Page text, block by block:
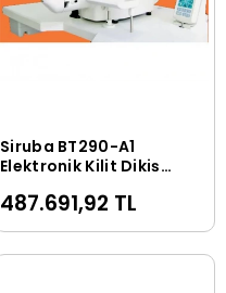
Sepete Ekle
Siruba BT290-A1
Elektronik Kilit Dikiş
487.691,92 TL